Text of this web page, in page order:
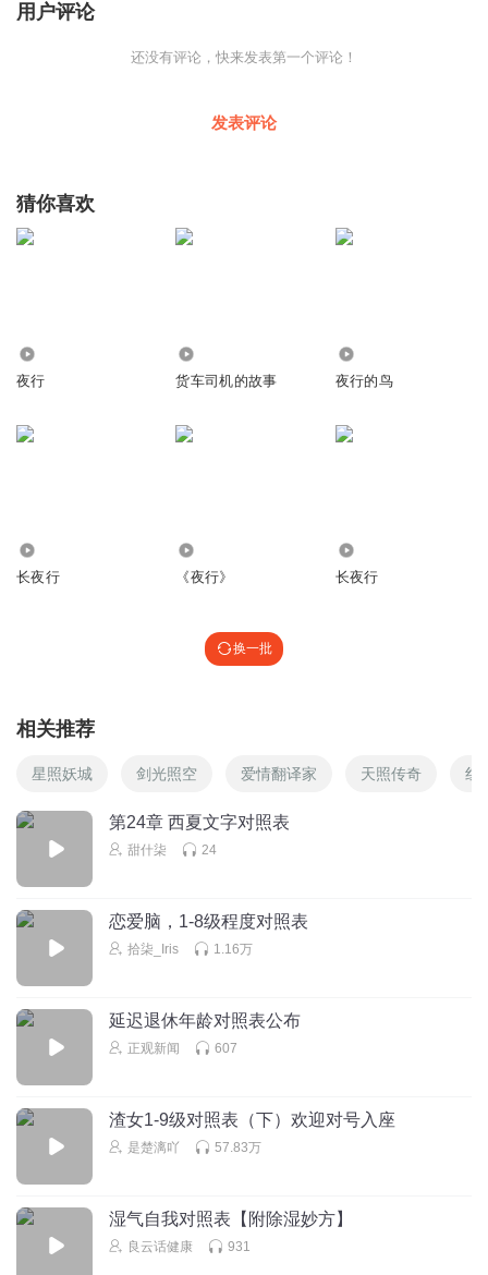
用户评论
还没有评论，快来发表第一个评论！
发表评论
猜你喜欢
夜行 货车司机的故事 夜行的鸟
长夜行 《夜行》 长夜行
换一批
相关推荐
星照妖城 剑光照空 爱情翻译家 天照传奇 红
第24章 西夏文字对照表
甜什柒 24
恋爱脑，1-8级程度对照表
拾柒_Iris 1.16万
延迟退休年龄对照表公布
正观新闻 607
渣女1-9级对照表（下）欢迎对号入座
是楚漓吖 57.83万
湿气自我对照表【附除湿妙方】
良云话健康 931